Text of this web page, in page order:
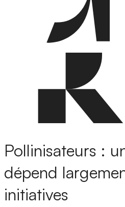
Pollinisateurs :
dépend
initiatives